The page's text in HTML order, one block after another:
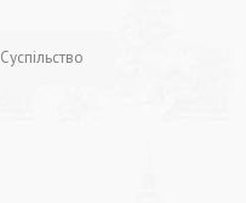
Суспільство